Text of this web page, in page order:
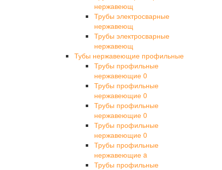
нержавеющ
Трубы электросварные
нержавеющ
Трубы электросварные
нержавеющ
Тубы нержавеющие профильные
Трубы профильные
нержавеющие 0
Трубы профильные
нержавеющие 0
Трубы профильные
нержавеющие 0
Трубы профильные
нержавеющие 0
Трубы профильные
нержавеющие a
Трубы профильные